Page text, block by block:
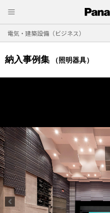
電気・建築設備（ビジネス）
納入事例集 （照明器具）